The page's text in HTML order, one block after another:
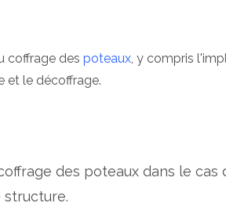
coffrage des poteaux, y compris
et le décoffrage.
des poteaux dans le cas